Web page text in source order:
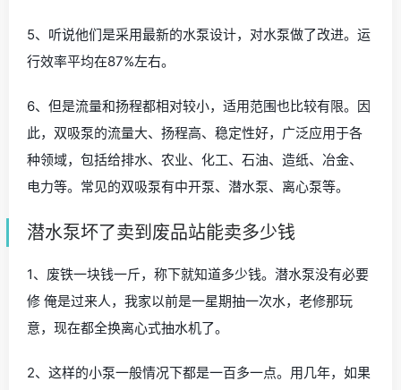
5、听说他们是采用最新的水泵设计，对水泵做了改进。运
行效率平均在87%左右。
6、但是流量和扬程都相对较小，适用范围也比较有限。因
此，双吸泵的流量大、扬程高、稳定性好，广泛应用于各
种领域，包括给排水、农业、化工、石油、造纸、冶金、
电力等。常见的双吸泵有中开泵、潜水泵、离心泵等。
潜水泵坏了卖到废品站能卖多少钱
1、废铁一块钱一斤，称下就知道多少钱。潜水泵没有必要
修 俺是过来人，我家以前是一星期抽一次水，老修那玩
意，现在都全换离心式抽水机了。
2、这样的小泵一般情况下都是一百多一点。用几年，如果